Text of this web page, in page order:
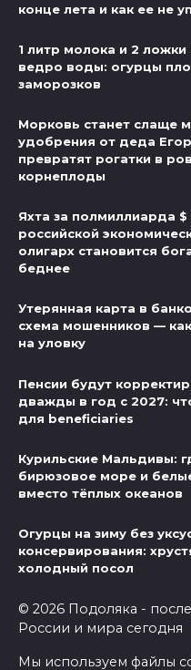
конце лета и как ее не
1 литр молока и 2
ведро воды: огурцы
заморозков
Морковь станет слаще
удобрения от деда
превратят рогатки в
корнеплоды
Яхта за полмиллиарда $
российской
олигарх становится
беднее
Утерянная карта в
схема мошенников —
на уловку
Пенсии будут
дважды в год с 2027:
для beneficiaries
Курильские Мальдивы:
бирюзовое море и
вместо тёплых океанов
Огурцы на зиму без
консервирования:
холодный посол
© 2026 Подоляка -
России и мира сегодня
Мы используем файлы